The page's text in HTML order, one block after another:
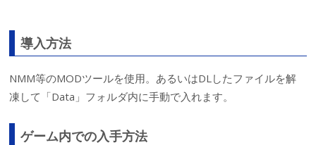
導入方法
NMM等のMODツールを使用。あるいはDLしたファイルを解
凍して「Data」フォルダ内に手動で入れます。
ゲーム内での入手方法